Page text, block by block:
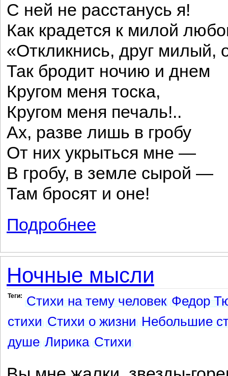
С ней не расстанусь я!
Как крадется к милой
«Откликнись, друг милый,
Так бродит ночию и днем
Кругом меня тоска,
Кругом меня печаль!..
Ах, разве лишь в гробу
От них укрыться мне —
В гробу, в земле сырой —
Там бросят и оне!
Подробнее
Ночные мысли
Теги: Стихи на тему человек Федор
стихи Стихи о жизни Небольшие
душе Лирика Стихи